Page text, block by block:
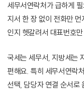
세무서연락처가 급하게
지서 한 장 없이 전화만
인지 헷갈려서 대표번호
국세는 세무서, 지방세는
편해요. 특히 세무서연락
선택, 담당자 연결 순서로